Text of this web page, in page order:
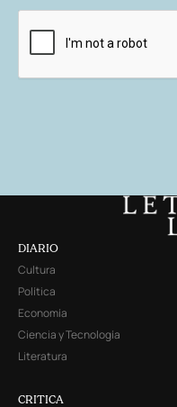
DIARIO
Cultura
Política
Economía
Ciencia y Tecnología
Literatura
CRITICA